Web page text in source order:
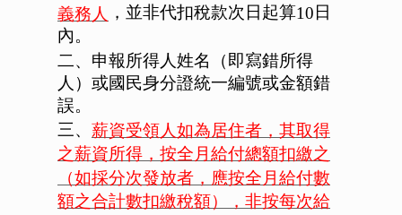
義務人 ，並非代扣稅款次日起算10日
內。
二、申報所得人姓名（即寫錯所得
人）或國民身分證統一編號或金額錯
誤。
三、 薪資受領人如為居住者，其取得
之薪資所得，按全月給付總額扣繳之
（如採分次發放者，應按全月給付數
額之合計數扣繳稅額），非按每次給